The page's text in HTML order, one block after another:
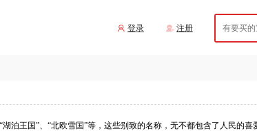
登录 注册
泊王国”、“北欧雪国”等，这些别致的名称，无不都包含了人民的